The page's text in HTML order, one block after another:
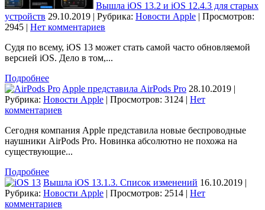
Вышла iOS 13.2 и iOS 12.4.3 для старых
устройств 29.10.2019 | Рубрика: Новости Apple | Просмотров:
2945 | Нет комментариев
Судя по всему, iOS 13 может стать самой часто обновляемой
версией iOS. Дело в том,...
Подробнее
Apple представила AirPods Pro 28.10.2019 |
Рубрика: Новости Apple | Просмотров: 3124 | Нет
комментариев
Сегодня компания Apple представила новые беспроводные
наушники AirPods Pro. Новинка абсолютно не похожа на
существующие...
Подробнее
Вышла iOS 13.1.3. Список изменений 16.10.2019 |
Рубрика: Новости Apple | Просмотров: 2514 | Нет
комментариев